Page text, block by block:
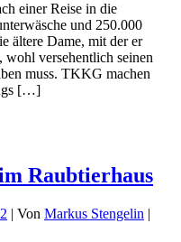
einer Reise in die
und 250.000
ältere Dame, mit der er
versehentlich seinen
muss. TKKG machen
[…]
Raubtierhaus
| Von Markus Stengelin |